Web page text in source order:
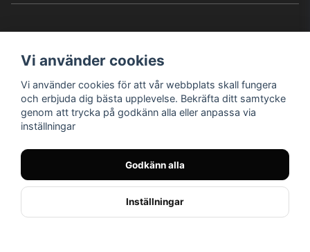
© Nilssons MC - Allt för dig & din MC
Instagram Facebook YouTube
Vi använder cookies
Vi använder cookies för att vår webbplats skall fungera
och erbjuda dig bästa upplevelse. Bekräfta ditt samtycke
genom att trycka på godkänn alla eller anpassa via
inställningar
Godkänn alla
Inställningar